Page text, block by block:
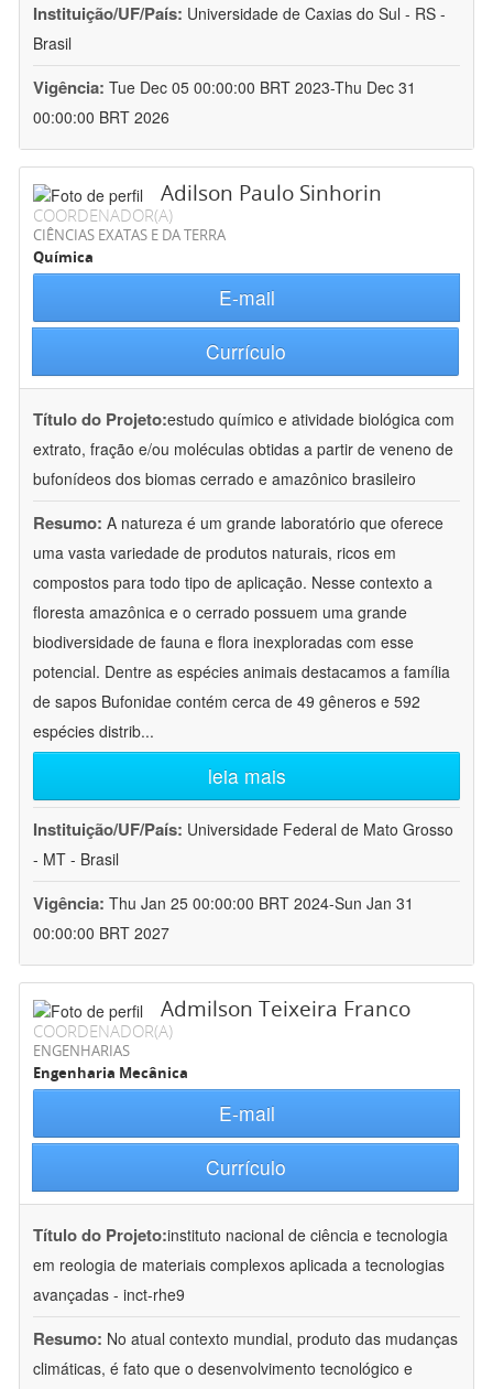
Instituição/UF/País: Universidade de Caxias do Sul - RS -
Brasil
Vigência: Tue Dec 05 00:00:00 BRT 2023-Thu Dec 31
00:00:00 BRT 2026
Adilson Paulo Sinhorin
COORDENADOR(A)
CIÊNCIAS EXATAS E DA TERRA
Química
E-mail
Currículo
Título do Projeto:estudo químico e atividade biológica com
extrato, fração e/ou moléculas obtidas a partir de veneno de
bufonídeos dos biomas cerrado e amazônico brasileiro
Resumo: A natureza é um grande laboratório que oferece
uma vasta variedade de produtos naturais, ricos em
compostos para todo tipo de aplicação. Nesse contexto a
floresta amazônica e o cerrado possuem uma grande
biodiversidade de fauna e flora inexploradas com esse
potencial. Dentre as espécies animais destacamos a família
de sapos Bufonidae contém cerca de 49 gêneros e 592
espécies distrib...
leia mais
Instituição/UF/País: Universidade Federal de Mato Grosso
- MT - Brasil
Vigência: Thu Jan 25 00:00:00 BRT 2024-Sun Jan 31
00:00:00 BRT 2027
Admilson Teixeira Franco
COORDENADOR(A)
ENGENHARIAS
Engenharia Mecânica
E-mail
Currículo
Título do Projeto:instituto nacional de ciência e tecnologia
em reologia de materiais complexos aplicada a tecnologias
avançadas - inct-rhe9
Resumo: No atual contexto mundial, produto das mudanças
climáticas, é fato que o desenvolvimento tecnológico e